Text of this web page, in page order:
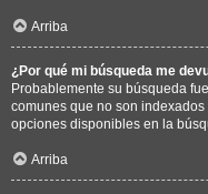
Arriba
¿Por qué mi búsqueda me
Probablemente su búsqueda
comunes que no son
opciones disponibles en la
Arriba